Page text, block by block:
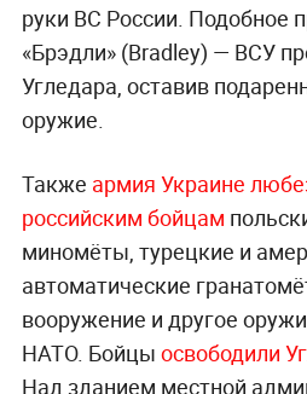
руки ВС России. Подобное
«Брэдли» (Bradley) — ВСУ
Угледара, оставив
оружие.
Также армия Украине
российским бойцам
миномёты, турецкие и
автоматические
вооружение и другое
НАТО. Бойцы освободили
Над зданием местной